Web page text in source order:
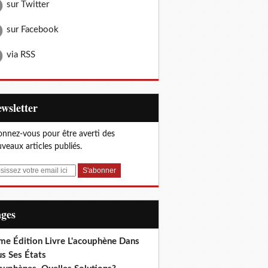
sur Twitter
sur Facebook
via RSS
vous pour être averti des
articles publiés.
Édition Livre L'acouphène Dans
Ses États